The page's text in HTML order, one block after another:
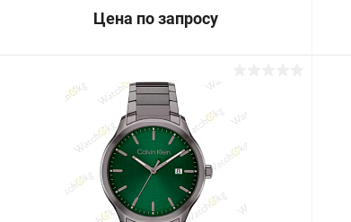
Цена по запросу
Запросить цену
Купить в 1 клик Сравнение
Под заказ